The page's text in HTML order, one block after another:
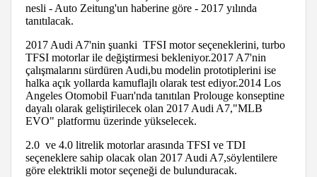
nesli - Auto Zeitung'un haberine göre - 2017 yılında
tanıtılacak.
2017 Audi A7'nin şuanki TFSI motor seçeneklerini, turbo
TFSI motorlar ile değiştirmesi bekleniyor.2017 A7'nin
çalışmalarını sürdüren Audi,bu modelin prototiplerini ise
halka açık yollarda kamuflajlı olarak test ediyor.2014 Los
Angeles Otomobil Fuarı'nda tanıtılan Prolouge konseptine
dayalı olarak geliştirilecek olan 2017 Audi A7,"MLB
EVO" platformu üzerinde yükselecek.
2.0 ve 4.0 litrelik motorlar arasında TFSI ve TDI
seçeneklere sahip olacak olan 2017 Audi A7,söylentilere
göre elektrikli motor seçeneği de bulunduracak.